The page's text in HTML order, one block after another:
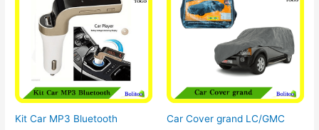
Kit Car MP3 Bluetooth Car Cover grand LC/GMC